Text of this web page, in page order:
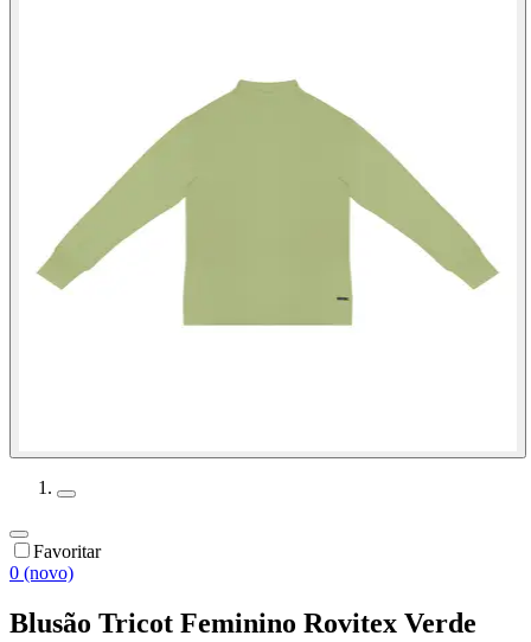
Favoritar
0 (novo)
Blusão Tricot Feminino Rovitex Verde